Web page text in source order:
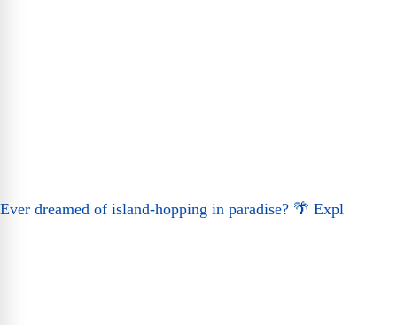
Ever dreamed of island-hopping in paradise? 🌴 Expl